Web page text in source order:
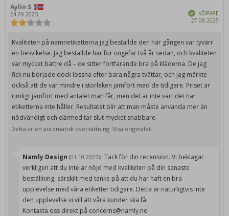
Recensionsförfattare:
Aylin S
24.09.2025
5
stjärnor
Bekräftad
KÖPARE
27.08.2025
Recensionstext:
Kvaliteten på namnetiketterna jag beställde den här gången var tyvärr
en besvikelse. Jag beställde här för ungefär två år sedan, och kvaliteten
var mycket bättre då – de sitter fortfarande bra på kläderna. De jag
fick nu började dock lossna efter bara några tvättar, och jag märkte
också att de var mindre i storleken jämfört med de tidigare. Priset är
rimligt jämfört med antalet man får, men det är inte värt det när
etiketterna inte håller. Resultatet blir att man måste använda mer än
nödvändigt och därmed tar slut mycket snabbare.
Detta är en automatisk översättning. Visa originalet.
Svara
från:
Namly Design (01.10.2025): Tack för din recension. Vi beklagar
verkligen att du inte är nöjd med kvaliteten på din senaste
beställning, särskilt med tanke på att du har haft en bra
upplevelse med våra etiketter tidigare. Detta är naturligtvis inte
den upplevelse vi vill att våra kunder ska få.
Kontakta oss direkt på concerns@namly.no